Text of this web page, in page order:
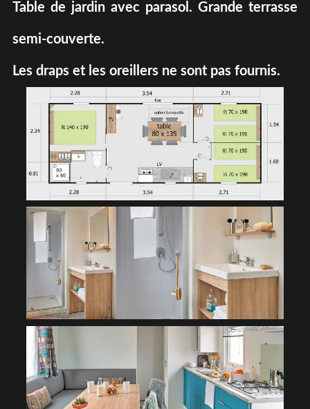
Table de jardin avec parasol. Grande terrasse
semi-couverte.
Les draps et les oreillers ne sont pas fournis.